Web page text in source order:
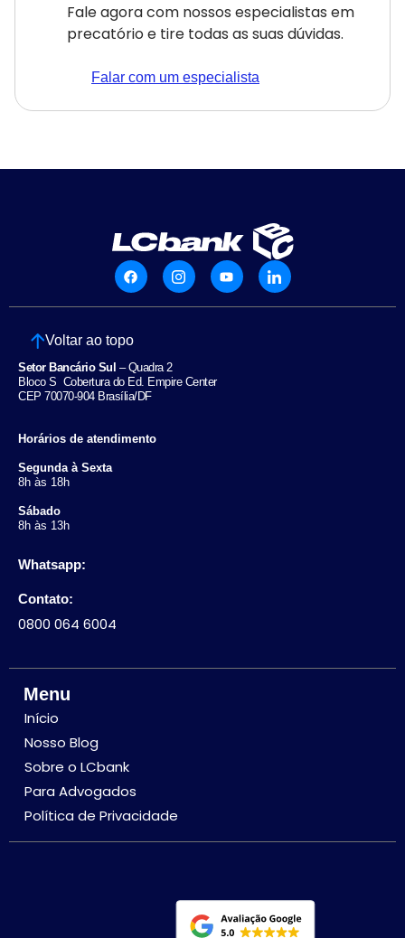
Fale agora com nossos especialistas em
precatório e tire todas as suas dúvidas.
Falar com um especialista
Voltar ao topo
Setor Bancário Sul – Quadra 2
Bloco S Cobertura do Ed. Empire Center
CEP 70070-904 Brasília/DF
Horários de atendimento
Segunda à Sexta
8h às 18h
Sábado
8h às 13h
Whatsapp:
Contato:
0800 064 6004
Menu
Início
Nosso Blog
Sobre o LCbank
Para Advogados
Política de Privacidade